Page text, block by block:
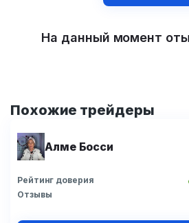
На данный момент
Похожие трейдеры
Алме Босси
Рейтинг доверия
Отзывы